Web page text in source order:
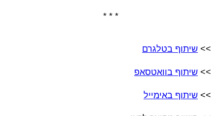
* * *
>> שיתוף בטלגרם
>> שיתוף בוואטסאפ
>> שיתוף באימייל